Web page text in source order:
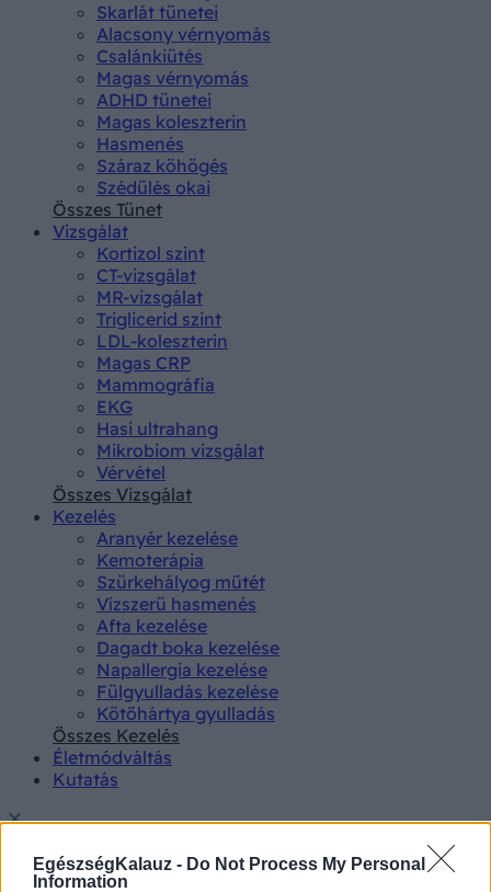
EgészségKalauz - Do Not Process My Personal
Information
Skarlát tünetei
Alacsony vérnyomás
Csalánkiütés
Magas vérnyomás
ADHD tünetei
Magas koleszterin
Hasmenés
Száraz köhögés
Szédülés okai
Összes Tünet
Vizsgálat
Kortizol szint
CT-vizsgálat
MR-vizsgálat
Triglicerid szint
LDL-koleszterin
Magas CRP
Mammográfia
EKG
Hasi ultrahang
Mikrobiom vizsgálat
Vérvétel
Összes Vizsgálat
Kezelés
Aranyér kezelése
Kemoterápia
Szürkehályog műtét
Vízszerű hasmenés
Afta kezelése
Dagadt boka kezelése
Napallergia kezelése
Fülgyulladás kezelése
Kötőhártya gyulladás
Összes Kezelés
Életmódváltás
Kutatás